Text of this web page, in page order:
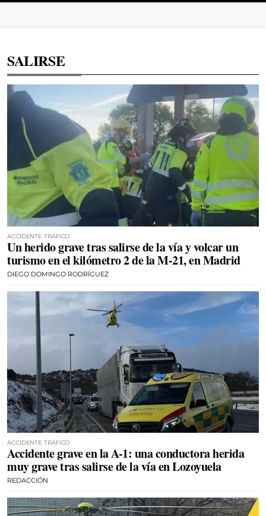
SALIRSE
ACCIDENTE TRÁFICO
Un herido grave tras salirse de la vía y volcar un
turismo en el kilómetro 2 de la M-21, en Madrid
DIEGO DOMINGO RODRÍGUEZ
ACCIDENTE TRÁFICO
Accidente grave en la A-1: una conductora herida
muy grave tras salirse de la vía en Lozoyuela
REDACCIÓN